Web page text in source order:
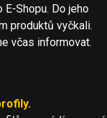
E-Shopu. Do jeho
produktů vyčkali.
včas informovat.